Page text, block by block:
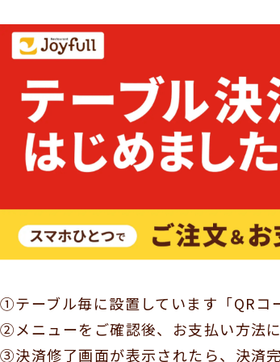
①テーブル毎に設置しています「QRコ
②メニューをご確認後、お支払い方法
③決済修了画面が表示されたら、決済完